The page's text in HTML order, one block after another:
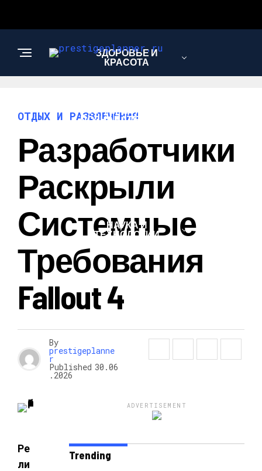
ЗДОРОВЬЕ И
КРАСОТА
ИНТЕРЕСНОЕ И
ПОЗНАВАТЕЛЬНОЕ
НАУКА И
ТЕХНОЛОГИИ
ОТДЫХ И РАЗВЛЕЧЕНИЯ
Разработчики
Раскрыли
Системные
Требования
Fallout 4
By
prestigeplanne
r
Published 30.06
.2026
Ре
ли
ADVERTISEMENT
Trending